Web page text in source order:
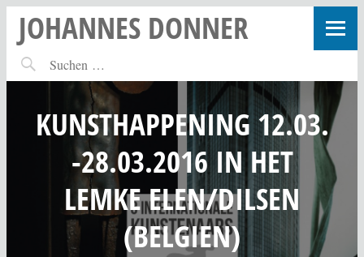
JOHANNES DONNER
KUNSTHAPPENING 12.03.
-28.03.2016 IN HET
LEMKE ELEN/DILSEN
(BELGIEN)